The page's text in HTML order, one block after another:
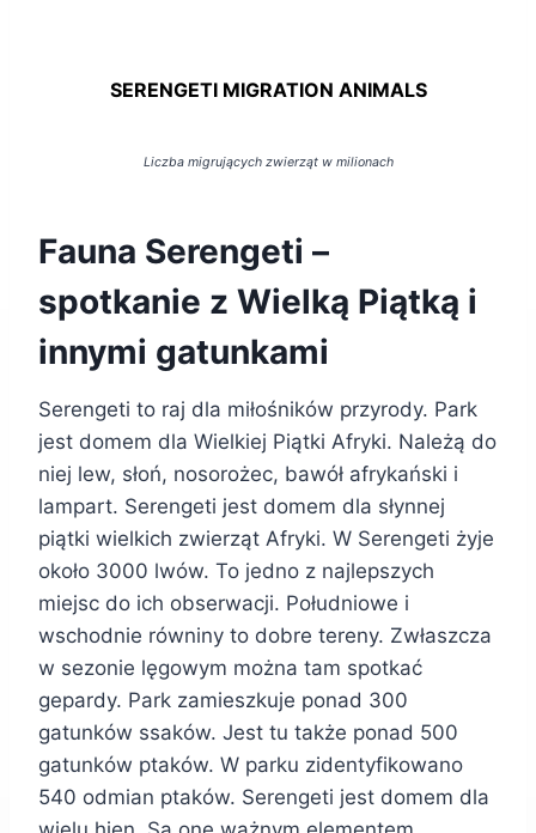
SERENGETI MIGRATION ANIMALS
Liczba migrujących zwierząt w milionach
Fauna Serengeti –
spotkanie z Wielką Piątką i
innymi gatunkami
Serengeti to raj dla miłośników przyrody. Park
jest domem dla Wielkiej Piątki Afryki. Należą do
niej lew, słoń, nosorożec, bawół afrykański i
lampart. Serengeti jest domem dla słynnej
piątki wielkich zwierząt Afryki. W Serengeti żyje
około 3000 lwów. To jedno z najlepszych
miejsc do ich obserwacji. Południowe i
wschodnie równiny to dobre tereny. Zwłaszcza
w sezonie lęgowym można tam spotkać
gepardy. Park zamieszkuje ponad 300
gatunków ssaków. Jest tu także ponad 500
gatunków ptaków. W parku zidentyfikowano
540 odmian ptaków. Serengeti jest domem dla